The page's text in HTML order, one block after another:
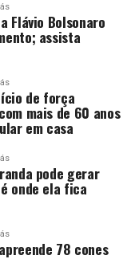
Flávio Bolsonaro
assista
de força
mais de 60 anos
em casa
pode gerar
onde ela fica
78 cones